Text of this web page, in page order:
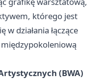
którego jest
w działania łączące
międzypokoleniową
(BWA)